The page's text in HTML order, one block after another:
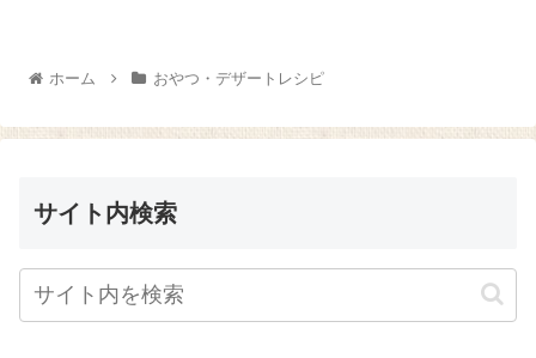
ー（アイスコーヒー）有糖』 10
ホーム
おやつ・デザートレシピ
サイト内検索